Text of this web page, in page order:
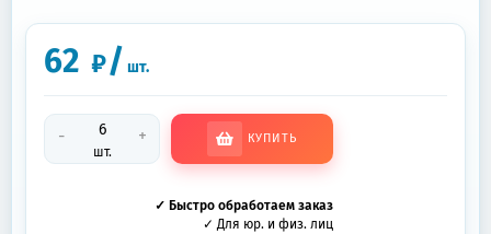
62 ₽/ шт.
-
шт.
+ КУПИТЬ
✓ Быстро обработаем заказ
✓ Для юр. и физ. лиц